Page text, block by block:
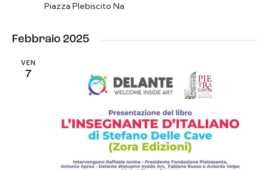
Piazza Plebiscito Na
Febbraio 2025
VEN
7